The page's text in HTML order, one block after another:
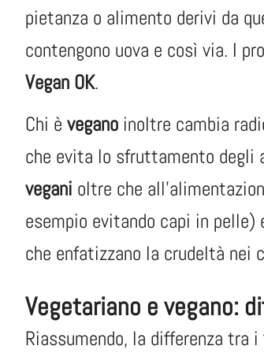
pietanza o alimento derivi da
contengono uova e così via. I
Vegan OK.
Chi è vegano inoltre cambia
che evita lo sfruttamento degli
vegani oltre che
esempio evitando capi in
che enfatizzano la crudeltà nei
Vegetariano e vegano:
Riassumendo, la differenza tra i